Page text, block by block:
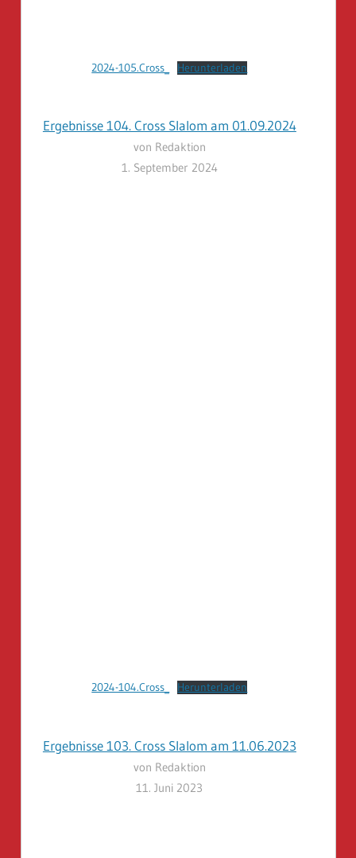
2024-105.Cross_ Herunterladen
Ergebnisse 104. Cross Slalom am 01.09.2024
von Redaktion
1. September 2024
2024-104.Cross_ Herunterladen
Ergebnisse 103. Cross Slalom am 11.06.2023
von Redaktion
11. Juni 2023